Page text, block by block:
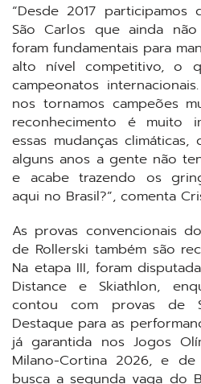
“Desde 2017
São Carlos que ainda
foram fundamentais para
alto nível competitivo, o
campeonatos
nos tornamos campeões
reconhecimento é muito
essas mudanças
alguns anos a gente não
e acabe trazendo os
aqui no Brasil?”, comenta
As provas convencionais
de Rollerski também são
Na etapa III, foram
Distance e Skiathlon,
contou com provas de
Destaque para as
já garantida nos Jogos
Milano-Cortina 2026, e
busca a segunda vaga do